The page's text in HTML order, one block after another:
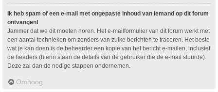
Ik heb spam of een e-mail met ongepaste inhoud van iemand op dit forum
ontvangen!
Jammer dat we dit moeten horen. Het e-mailformulier van dit forum werkt met
een aantal technieken om zenders van zulke berichten te traceren. Het beste
wat je kan doen is de beheerder een kopie van het bericht e-mailen, inclusief
de headers (hierin staan de details van de gebruiker die de e-mail stuurde).
Deze zal dan de nodige stappen ondernemen.
Omhoog